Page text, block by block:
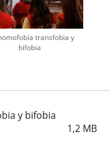
transfobia y
bifobia
y bifobia
1,2 MB